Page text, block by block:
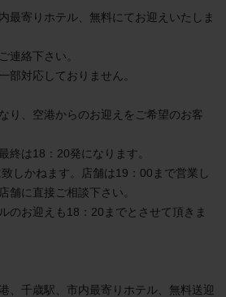
最寄りホテル、無料にてお迎えいたしま
連絡下さい。
対応しておりません。
り、空港からのお迎えをご希望のお客
終は18：20発になります。
しかねます。店舗は19：00まで営業し
舗に直接ご相談下さい。
のお迎えも18：20までとさせて頂きま
、千歳駅、市内最寄りホテル、無料送迎